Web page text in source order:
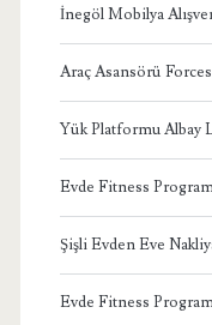
İnegöl Mobilya
Araç Asansörü
Yük Platformu Albay
Evde Fitness
Şişli Evden Eve
Evde Fitness